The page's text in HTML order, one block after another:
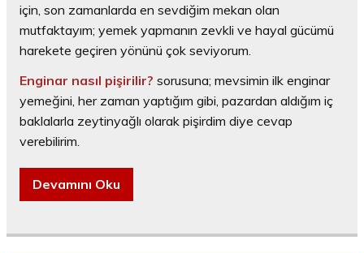
için, son zamanlarda en sevdiğim mekan olan
mutfaktayım; yemek yapmanın zevkli ve hayal gücümü
harekete geçiren yönünü çok seviyorum.
Enginar nasıl pişirilir? sorusuna; mevsimin ilk enginar
yemeğini, her zaman yaptığım gibi, pazardan aldığım iç
baklalarla zeytinyağlı olarak pişirdim diye cevap
verebilirim.
Devamını Oku